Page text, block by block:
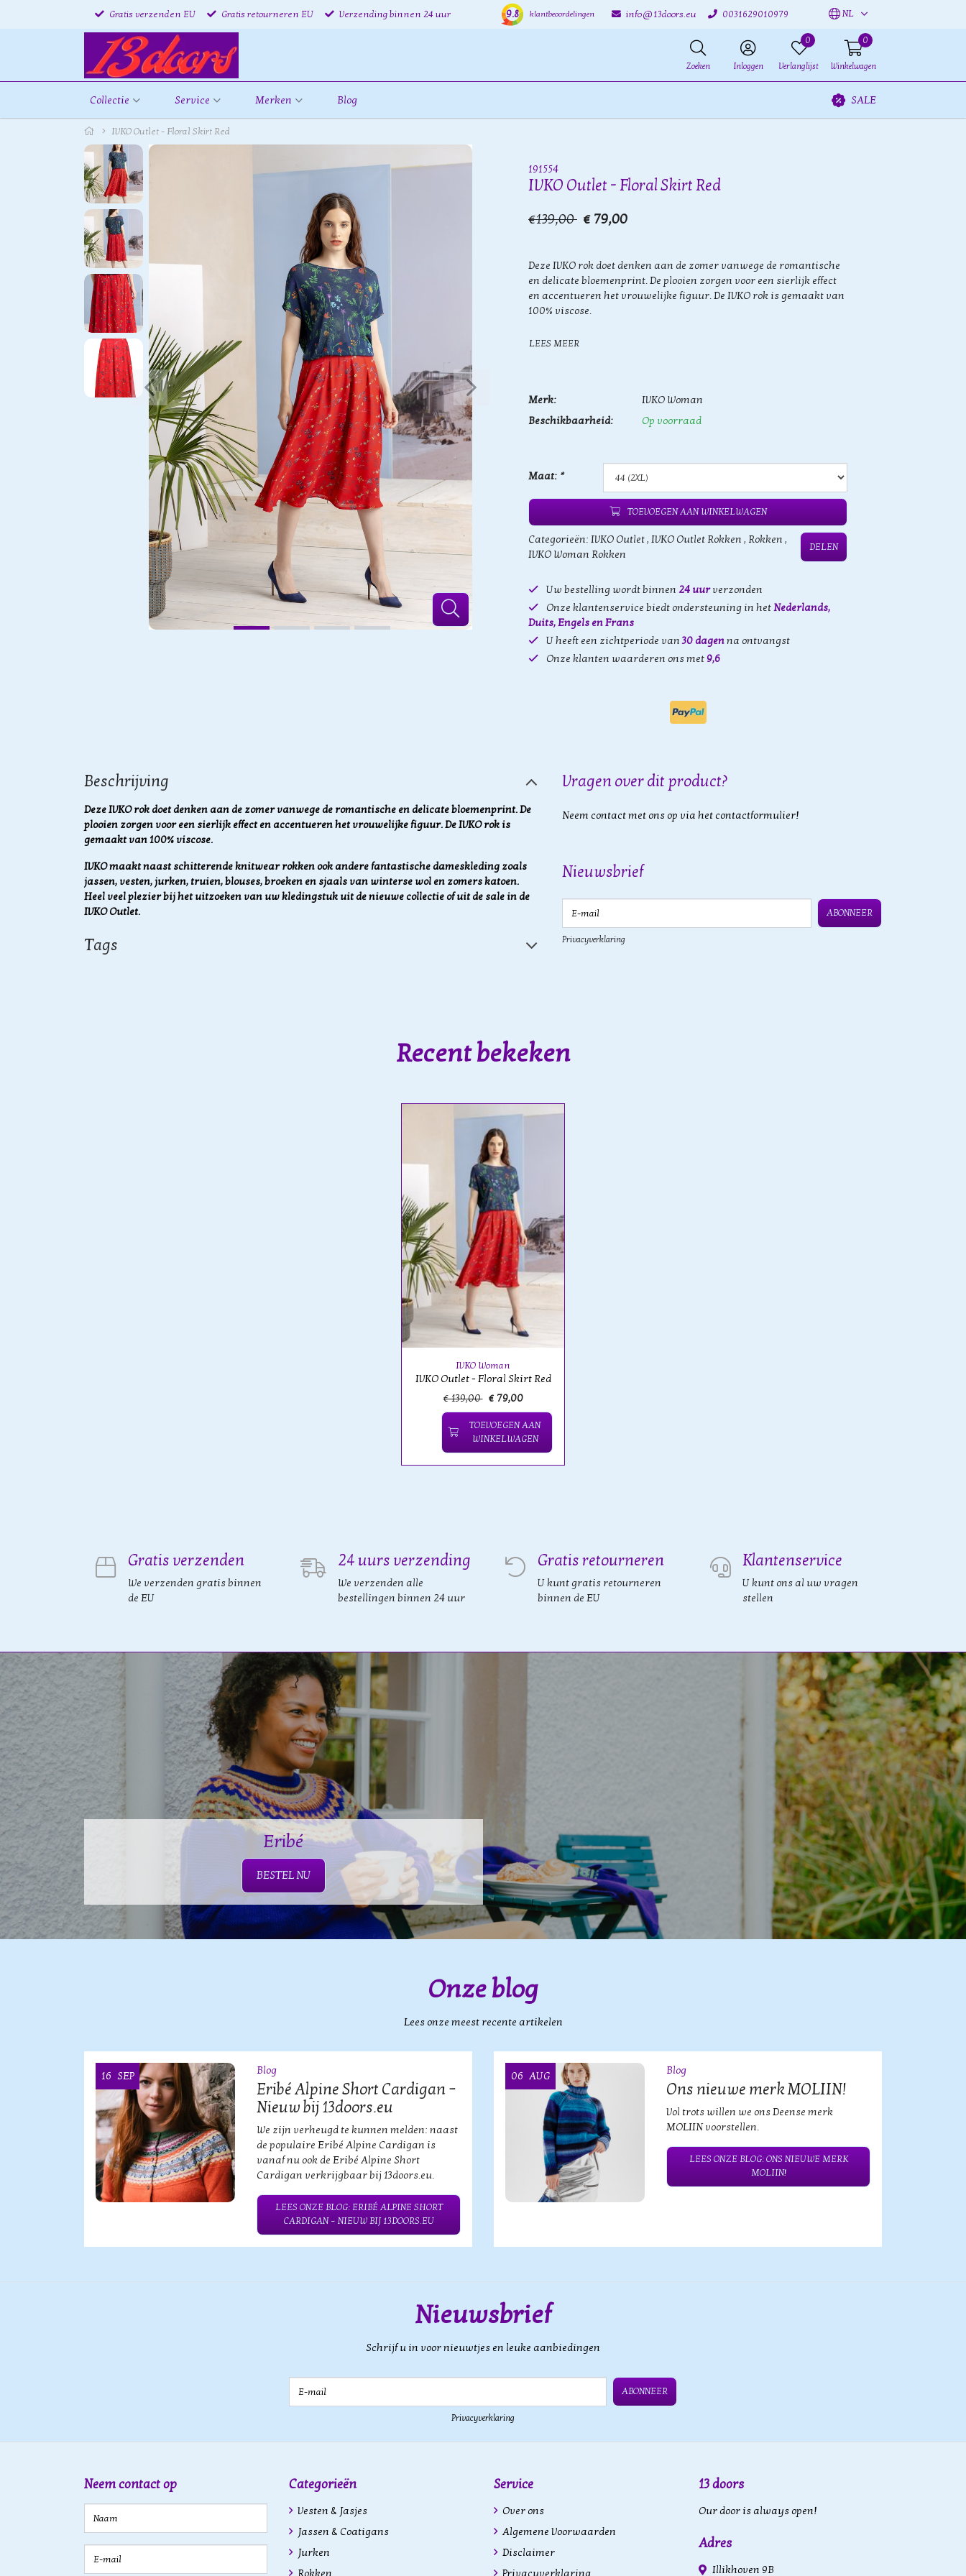
Gratis verzenden EU Gratis retourneren EU Verzending binnen 24 uur 9.8 klantbeoordelingen info@13doors.eu 0031629010979 NL
Zoeken Inloggen
0
Verlanglijst
0
Winkelwagen
Collectie Service Merken Blog SALE
IVKO Outlet - Floral Skirt Red
191554
IVKO Outlet - Floral Skirt Red
€139,00 € 79,00
Deze IVKO rok doet denken aan de zomer vanwege de romantische
en delicate bloemenprint. De plooien zorgen voor een sierlijk effect
en accentueren het vrouwelijke figuur. De IVKO rok is gemaakt van
100% viscose.
LEES MEER
Merk:
IVKO Woman
Beschikbaarheid:
Op voorraad
Maat: *
TOEVOEGEN AAN WINKELWAGEN
Categorieën: IVKO Outlet, IVKO Outlet Rokken , Rokken ,
IVKO Woman Rokken
DELEN
Uw bestelling wordt binnen 24 uurverzonden
Onze klantenservice biedt ondersteuning in hetNederlands,
Duits, Engels en Frans
U heeft een zichtperiode van30 dagenna ontvangst
Onze klanten waarderen ons met 9,6
Beschrijving
Deze IVKO rok doet denken aan de zomer vanwege de romantische en delicate bloemenprint. De
plooien zorgen voor een sierlijk effect en accentueren het vrouwelijke figuur. De IVKO rok is
gemaakt van 100% viscose.
IVKO maakt naast schitterende knitwear rokken ook andere fantastische dameskleding zoals
jassen, vesten, jurken, truien, blouses, broeken en sjaals van winterse wol en zomers katoen.
Heel veel plezier bij het uitzoeken van uw kledingstuk uit de nieuwe collectie of uit de sale in de
IVKO Outlet.
Tags
Vragen over dit product?
Neem contact met ons op via het contactformulier!
Nieuwsbrief
E-mail
ABONNEER
Privacyverklaring
Recent bekeken
IVKO Woman
IVKO Outlet - Floral Skirt Red
€ 139,00 € 79,00
TOEVOEGEN AAN
WINKELWAGEN
Gratis verzenden
We verzenden gratis binnen
de EU
24 uurs verzending
We verzenden alle
bestellingen binnen 24 uur
Gratis retourneren
U kunt gratis retourneren
binnen de EU
Klantenservice
U kunt ons al uw vragen
stellen
Eribé
BESTEL NU
Onze blog
Lees onze meest recente artikelen
16 SEP Blog
Eribé Alpine Short Cardigan –
Nieuw bij 13doors.eu
We zijn verheugd te kunnen melden: naast
de populaire Eribé Alpine Cardigan is
vanaf nu ook de Eribé Alpine Short
Cardigan verkrijgbaar bij 13doors.eu.
LEES ONZE BLOG: ERIBÉ ALPINE SHORT
CARDIGAN – NIEUW BIJ 13DOORS.EU
06 AUG Blog
Ons nieuwe merk MOLIIN!
Vol trots willen we ons Deense merk
MOLIIN voorstellen.
LEES ONZE BLOG: ONS NIEUWE MERK
MOLIIN!
Nieuwsbrief
Schrijf u in voor nieuwtjes en leuke aanbiedingen
E-mail
ABONNEER
Privacyverklaring
Neem contact op Categorieën
Vesten & Jasjes
Jassen & Coatigans
Jurken
Service
Over ons
Algemene Voorwaarden
Disclaimer
13 doors
Our door is always open!
Adres
Illikhoven 9B